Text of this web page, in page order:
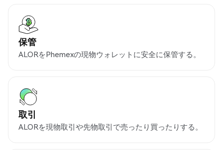
保管
ALORをPhemexの現物ウォレットに安全に保管する。
取引
ALORを現物取引や先物取引で売ったり買ったりする。